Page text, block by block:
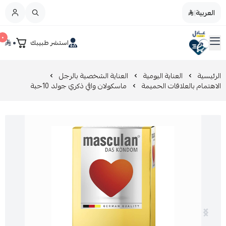
العربية|
صيدليات عادل استشر طبيبك ٠ ٠ القائمة الرئيسية
تخفيضات
العناية بالطفل و الأم
العناية اليومية
الرئيسية العناية اليومية العناية الشخصية بالرجل
الاهتمام بالعلاقات الحميمة ماسكولان واقي ذكري جولد 10حبة